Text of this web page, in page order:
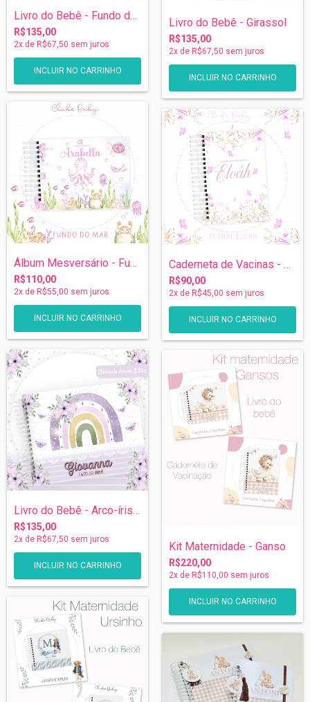
Livro do Bebê - Fundo do Mar
R$135,00
2x de R$67,50 sem juros
Livro do Bebê - Girassol
R$135,00
2x de R$67,50 sem juros
Álbum Mesversário - Fundo do Mar
R$110,00
2x de R$55,00 sem juros
INCLUIR NO CARRINHO
Caderneta de Vacinas - Jardim de Borbole...
R$90,00
2x de R$45,00 sem juros
Livro do Bebê - Arco-íris Lilás
R$135,00
2x de R$67,50 sem juros
Kit Maternidade - Ganso
R$220,00
2x de R$110,00 sem juros